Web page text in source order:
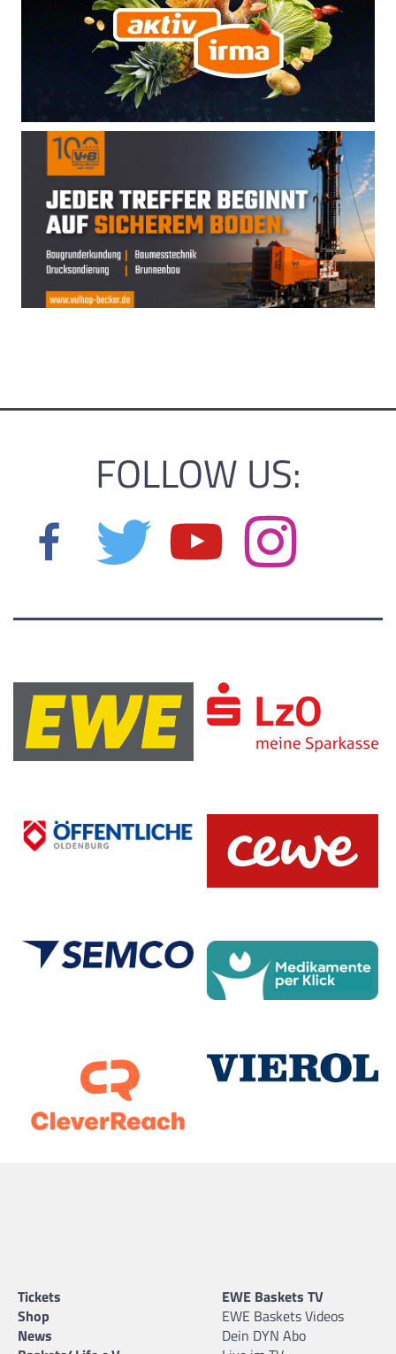
FOLLOW US:
Tickets
Shop
News
EWE Baskets TV
EWE Baskets Videos
Dein DYN Abo